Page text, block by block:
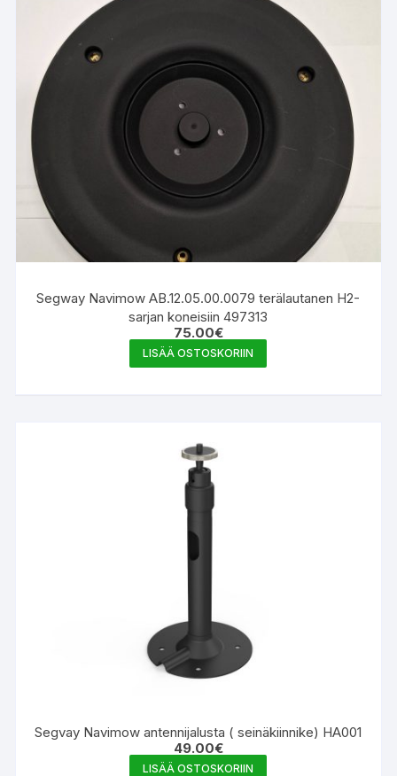
Segway Navimow AB.12.05.00.0079 terälautanen H2-
sarjan koneisiin 497313
75.00€
LISÄÄ OSTOSKORIIN
Segvay Navimow antennijalusta ( seinäkiinnike) HA001
49.00€
LISÄÄ OSTOSKORIIN